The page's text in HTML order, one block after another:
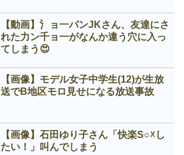
【動画】氵ョ一パンJKさん、友達にさ
れた力ン千ョ一がなんか違う穴に入っ
てしまう😍
【画像】モデル女子中学生(12)が生放
送でB地区モロ見せになる放送事故
【画像】石田ゆり子さん「快楽S○☓し
たい！」叫んでしまう